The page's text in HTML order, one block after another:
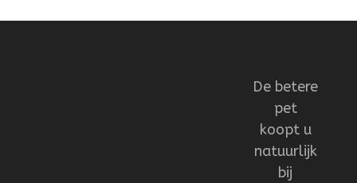
De betere
pet
koopt u
natuurlijk
bij